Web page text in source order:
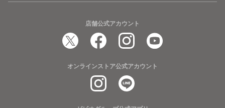
店舗公式アカウント
オンラインストア公式アカウント